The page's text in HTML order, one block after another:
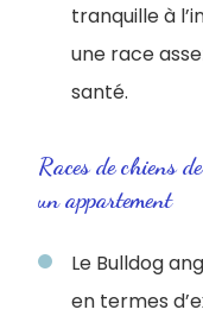
tranquille à
une race
santé.
Races de chiens
un appartement
Le Bulldog
en termes